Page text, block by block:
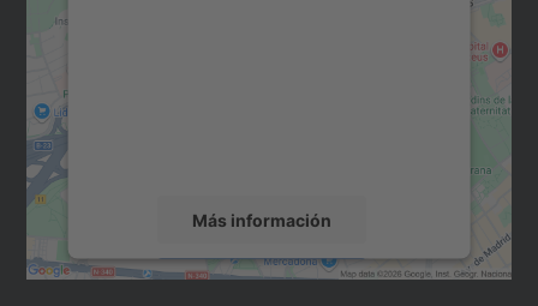
Más información
Aceptar